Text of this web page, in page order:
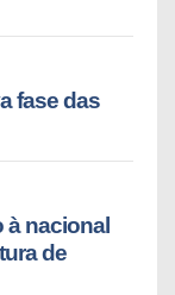
fase das
à nacional
de